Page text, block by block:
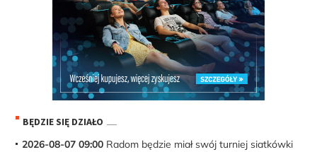
BĘDZIE SIĘ DZIAŁO
2026-08-07 09:00 Radom będzie miał swój turniej siatkówki